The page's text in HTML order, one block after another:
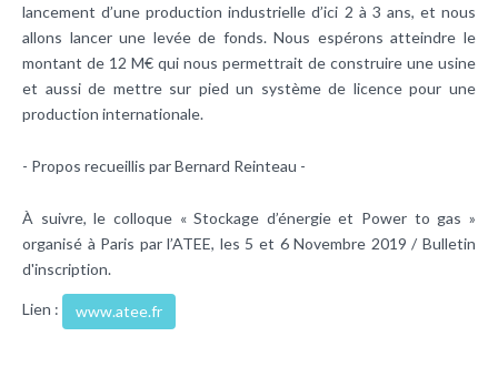
lancement d’une production industrielle d’ici 2 à 3 ans, et nous
allons lancer une levée de fonds. Nous espérons atteindre le
montant de 12 M€ qui nous permettrait de construire une usine
et aussi de mettre sur pied un système de licence pour une
production internationale.
- Propos recueillis par Bernard Reinteau -
À suivre, le colloque « Stockage d’énergie et Power to gas »
organisé à Paris par l’ATEE, les 5 et 6 Novembre 2019 / Bulletin
d'inscription.
Lien : www.atee.fr